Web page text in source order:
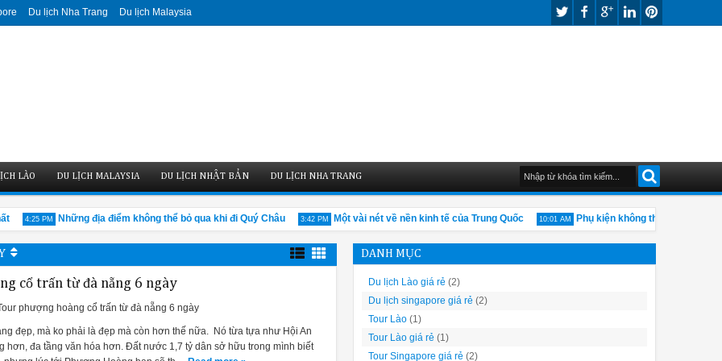
Du lịch Nha Trang Du lịch Malaysia
LÀO DU LỊCH MALAYSIA DU LỊCH NHẬT BẢN DU LỊCH NHA TRANG
4:25 PM Những địa điểm không thể bỏ qua khi đi Quý Châu 3:42 PM Một vài nét về nền kinh tế của Trung Quốc 10:01 AM Phụ kiện không thể thiếu khi du
cổ trấn từ đà nẵng 6 ngày
phượng hoàng cổ trấn từ đà nẵng 6 ngày
đẹp, mà ko phải là đẹp mà còn hơn thế nữa. Nó từa tựa như Hội An
hơn, đa tầng văn hóa hơn. Đất nước 1,7 tỷ dân sở hữu trong mình biết
DANH MỤC
Du lịch Lào giá rẻ (2)
Du lịch singapore giá rẻ (2)
Tour Lào (1)
Tour Lào giá rẻ (1)
Tour Singapore giá rẻ (2)